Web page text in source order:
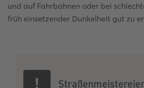
und auf Fahrbahnen oder bei
früh einsetzender Dunkelheit gut zu